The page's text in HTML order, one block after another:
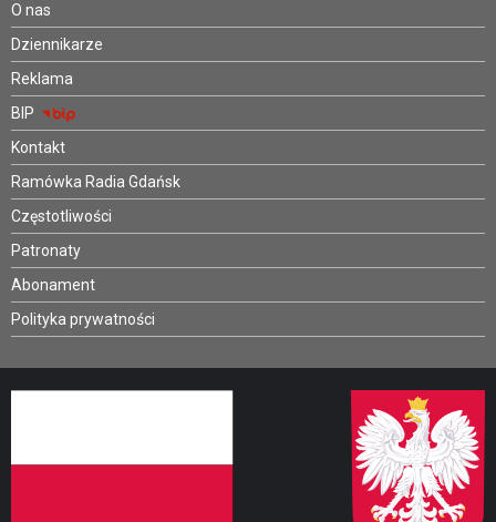
O nas
Dziennikarze
Reklama
BIP
Kontakt
Ramówka Radia Gdańsk
Częstotliwości
Patronaty
Abonament
Polityka prywatności